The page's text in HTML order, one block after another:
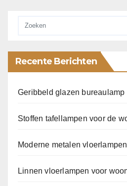
Recente Berichten
Geribbeld glazen bureaulamp
Stoffen tafellampen voor de
Moderne metalen
Linnen vloerlampen voor